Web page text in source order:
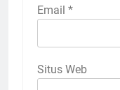
Email *
Situs Web